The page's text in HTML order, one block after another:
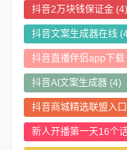
抖音2万块钱保证金 (4)
抖音文案生成器在线
抖音直播伴侣app下载
抖音AI文案生成器 (4)
抖音商城精选联盟入口
新人开播第一天16个